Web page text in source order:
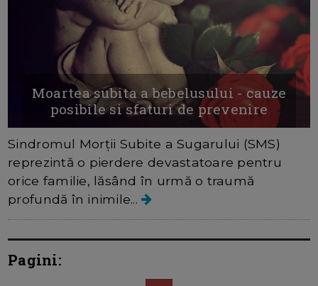
Moartea subita a bebelusului - cauze
posibile si sfaturi de prevenire
Sindromul Morții Subite a Sugarului (SMS)
reprezintă o pierdere devastatoare pentru
orice familie, lăsând în urmă o traumă
profundă în inimile...
Pagini: